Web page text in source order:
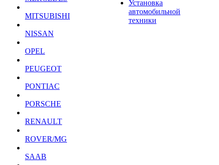
MITSUBISHI
NISSAN
OPEL
PEUGEOT
PONTIAC
PORSCHE
RENAULT
ROVER/MG
SAAB
Установка
автомобильной
техники